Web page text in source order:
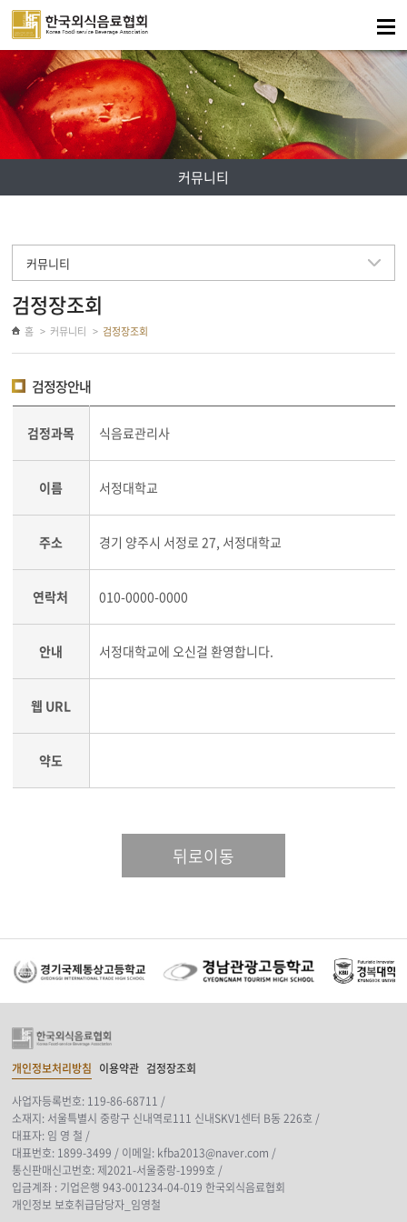
주메뉴 바로가기
컨텐츠 바로가기
커뮤니티
커뮤니티
검정장조회
홈 커뮤니티 검정장조회
검정장안내
검정과목 식음료관리사
이름 서정대학교
주소 경기 양주시 서정로 27, 서정대학교
연락처 010-0000-0000
안내 서정대학교에 오신걸 환영합니다.
웹 URL
약도
뒤로이동
개인정보처리방침 이용약관 검정장조회
사업자등록번호: 119-86-68711 /
소재지: 서울특별시 중랑구 신내역로111 신내SKV1센터 B동 226호 /
대표자: 임 영 철 /
대표번호: 1899-3499 / 이메일: kfba2013@naver.com /
통신판매신고번호: 제2021-서울중랑-1999호 /
입금계좌 : 기업은행 943-001234-04-019 한국외식음료협회
개인정보 보호취급담당자_임영철